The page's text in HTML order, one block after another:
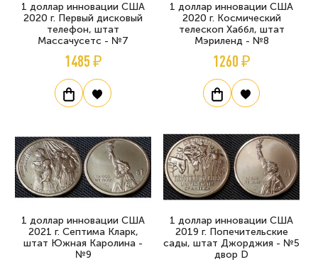
1 доллар инновации США
2020 г. Первый дисковый
телефон, штат
Массачусетс - №7
1485 ₽
1 доллар инновации США
2020 г. Космический
телескоп Хаббл, штат
Мэриленд - №8
1260 ₽
1 доллар инновации США
2021 г. Септима Кларк,
штат Южная Каролина -
№9
1 доллар инновации США
2019 г. Попечительские
сады, штат Джорджия - №5
двор D